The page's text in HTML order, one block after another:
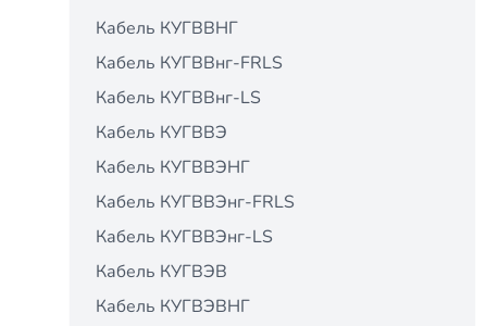
Кабель КУГВВНГ
Кабель КУГВВнг-FRLS
Кабель КУГВВнг-LS
Кабель КУГВВЭ
Кабель КУГВВЭНГ
Кабель КУГВВЭнг-FRLS
Кабель КУГВВЭнг-LS
Кабель КУГВЭВ
Кабель КУГВЭВНГ